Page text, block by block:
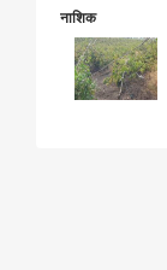
नाशिक